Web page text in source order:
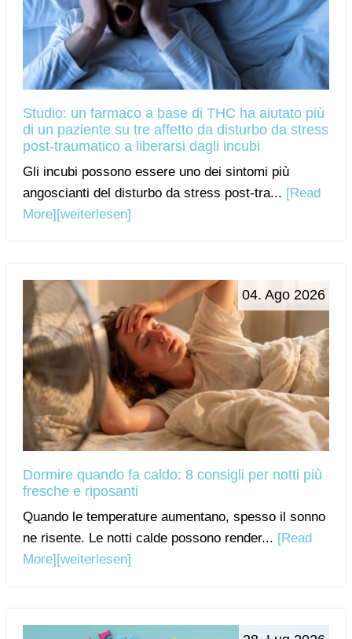
Studio: un farmaco a base di THC ha aiutato più
di un paziente su tre affetto da disturbo da stress
post-traumatico a liberarsi dagli incubi
Gli incubi possono essere uno dei sintomi più
angoscianti del disturbo da stress post-tra... [Read
More] [weiterlesen]
04. Ago 2026
Dormire quando fa caldo: 8 consigli per notti più
fresche e riposanti
Quando le temperature aumentano, spesso il sonno
ne risente. Le notti calde possono render... [Read
More] [weiterlesen]